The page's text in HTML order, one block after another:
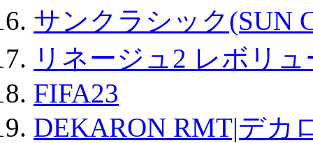
サンクラシック(SUN
リネージュ2 レボリ
FIFA23
DEKARON RMT|デカ